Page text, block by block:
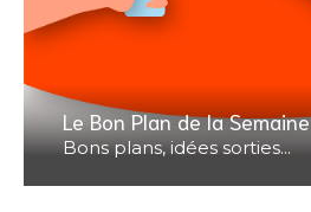
Le Bon Plan de la Semaine
Bons plans, idées sorties...